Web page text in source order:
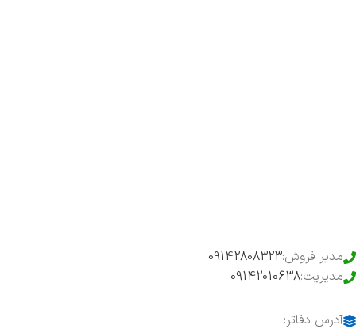
مدیر فروش:09142808323
مدیریت:09142010638
آدرس دفاتر: